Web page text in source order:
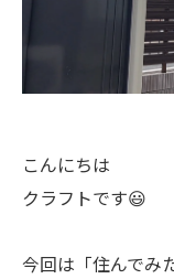
こんにちは
クラフトです😃
今回は「住んでみ